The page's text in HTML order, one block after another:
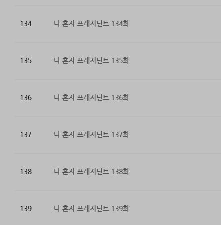
134 나 혼자 프레지던트 134화
135 나 혼자 프레지던트 135화
136 나 혼자 프레지던트 136화
137 나 혼자 프레지던트 137화
138 나 혼자 프레지던트 138화
139 나 혼자 프레지던트 139화